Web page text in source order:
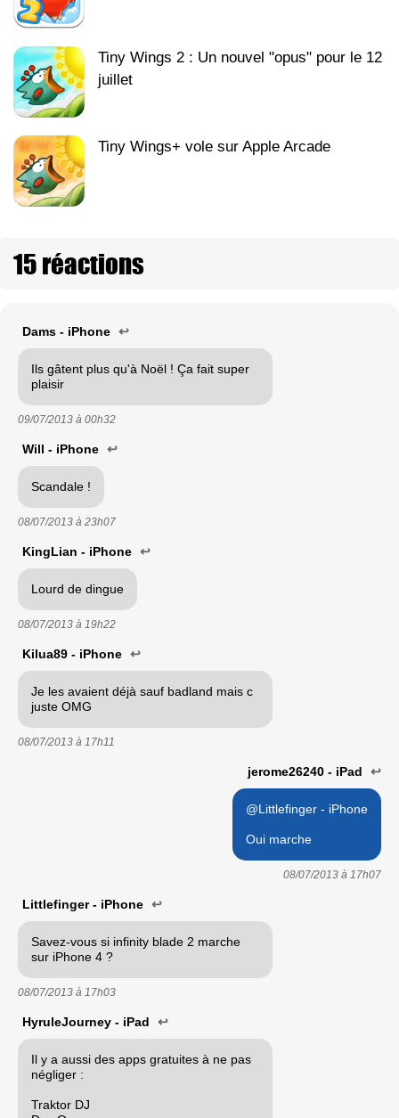
Tiny Wings 2 : Un nouvel "opus" pour le 12
juillet
Tiny Wings+ vole sur Apple Arcade
15 réactions
Dams - iPhone ↩
Ils gâtent plus qu'à Noël ! Ça fait super
plaisir
09/07/2013 à 00h32
Will - iPhone ↩
Scandale !
08/07/2013 à 23h07
KingLian - iPhone ↩
Lourd de dingue
08/07/2013 à 19h22
Kilua89 - iPhone ↩
Je les avaient déjà sauf badland mais c
juste OMG
08/07/2013 à 17h11
jerome26240 - iPad ↩
@Littlefinger - iPhone
Oui marche
08/07/2013 à 17h07
Littlefinger - iPhone ↩
Savez-vous si infinity blade 2 marche
sur iPhone 4 ?
08/07/2013 à 17h03
HyruleJourney - iPad ↩
Il y a aussi des apps gratuites à ne pas
négliger :
Traktor DJ